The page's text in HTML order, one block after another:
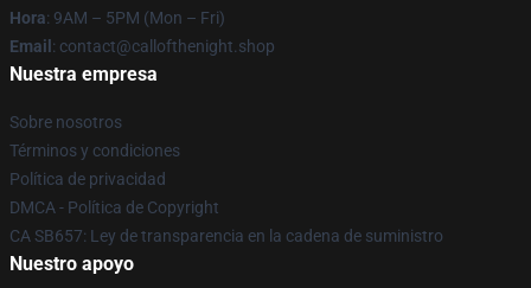
Hora: 9AM – 5PM (Mon – Fri)
Email : contact@callofthenight.shop
Nuestra empresa
Sobre nosotros
Términos y condiciones
Política de privacidad
DMCA - Política de Copyright
CA SB657: Ley de transparencia en la cadena de suministro
Nuestro apoyo